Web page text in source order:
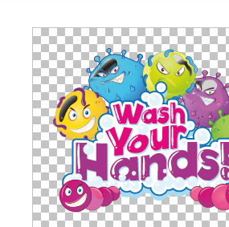
Pictogrammes
Images autocollantes
Téléchargez votre propre conception
Corona Covid-19